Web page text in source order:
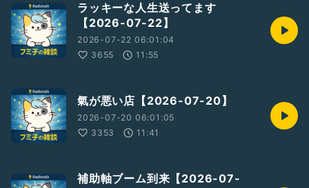
ラッキーな人生送ってます
【2026-07-22】
2026-07-22 06:01:04
3655
11:55
氣が悪い店【2026-07-20】
2026-07-20 06:01:05
3353
11:41
補助軸ブーム到来【2026-07-